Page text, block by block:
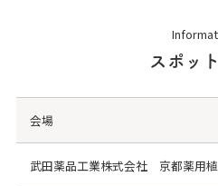
スポッ
会場
武田薬品工業株式会社 京都薬用